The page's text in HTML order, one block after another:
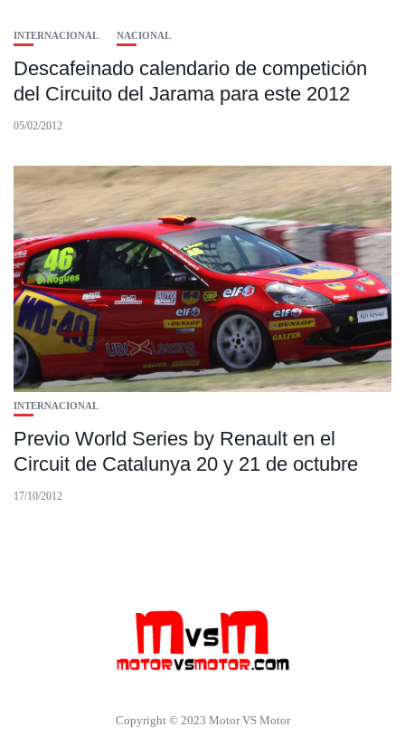
INTERNACIONAL NACIONAL
Descafeinado calendario de competición
del Circuito del Jarama para este 2012
05/02/2012
INTERNACIONAL
Previo World Series by Renault en el
Circuit de Catalunya 20 y 21 de octubre
17/10/2012
Copyright © 2023 Motor VS Motor